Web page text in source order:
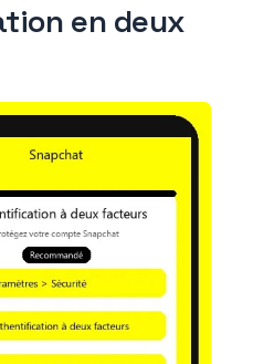
en deux